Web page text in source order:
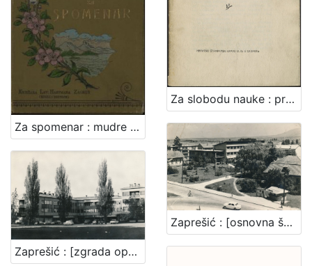
Za spomenar : mudre izreke iz naše književnosti / pribrala Marija Kumičić. Zagreb, [1896]. [Knjiga]
Za slobodu nauke : predstavka za Narodnu skupštinu povodom predstavke Akadem. senata Sveučilišta SHS u Zagrebu / [Branko Vodnik ... et al.]
Zaprešić : [zgrada općine]
Zaprešić : [osnovna škola u Zaprešiću]